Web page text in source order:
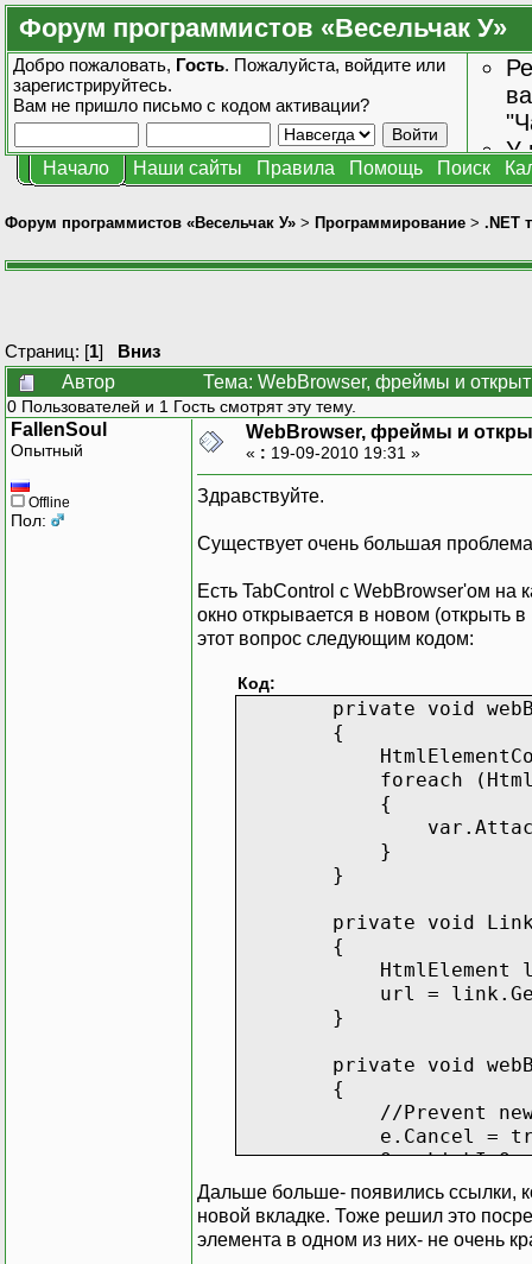
Форум программистов «Весельчак У»
Добро пожаловать, Гость. Пожалуйста, войдите или
зарегистрируйтесь.
Вам не пришло письмо с кодом активации?
У
Начало Наши сайты Правила Помощь Поиск
Форум программистов «Весельчак У» > Программирование > .NET
Страниц: [1] Вниз
Автор
Тема: WebBrowser, фреймы и
0 Пользователей и 1 Гость смотрят эту тему.
FallenSoul
Опытный
Offline
Пол:
WebBrowser, фреймы и
« : 19-09-2010 19:31 »
Здравствуйте.
Существует очень большая
Есть TabControl с WebBrowser'ом на
окно открывается в новом (открыть
этот вопрос следующим кодом:
Код:
private void
{
foreach
{
}
}
private void
{
HtmlElement link =
url =
}
private void
{
//Prevent new
e.Cancel =
w.Show();
}
Дальше больше- появились ссылки,
новой вкладке. Тоже решил это
элемента в одном из них- не очень